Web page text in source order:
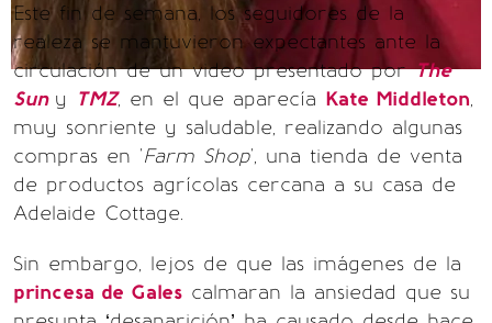
Este fin de semana, los seguidores de la
realeza se mantuvieron expectantes ante la
circulación de un video presentado porThe
Sun y TMZ, en el que aparecía Kate Middleton,
muy sonriente y saludable, realizando algunas
compras en 'Farm Shop', una tienda de venta
de productos agrícolas cercana a su casa de
Adelaide Cottage.
Sin embargo, lejos de que las imágenes de la
princesa de Gales calmaran la ansiedad que su